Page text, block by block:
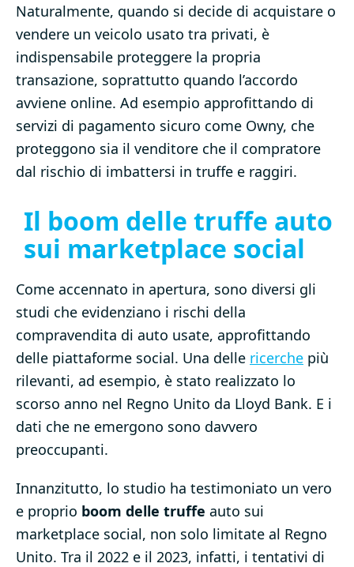
Naturalmente, quando si decide di acquistare o
vendere un veicolo usato tra privati, è
indispensabile proteggere la propria
transazione, soprattutto quando l’accordo
avviene online. Ad esempio approfittando di
servizi di pagamento sicuro come Owny, che
proteggono sia il venditore che il compratore
dal rischio di imbattersi in truffe e raggiri.
Il boom delle truffe auto
sui marketplace social
Come accennato in apertura, sono diversi gli
studi che evidenziano i rischi della
compravendita di auto usate, approfittando
delle piattaforme social. Una delle ricerche più
rilevanti, ad esempio, è stato realizzato lo
scorso anno nel Regno Unito da Lloyd Bank. E i
dati che ne emergono sono davvero
preoccupanti.
Innanzitutto, lo studio ha testimoniato un vero
e proprio boom delle truffe auto sui
marketplace social, non solo limitate al Regno
Unito. Tra il 2022 e il 2023, infatti, i tentativi di